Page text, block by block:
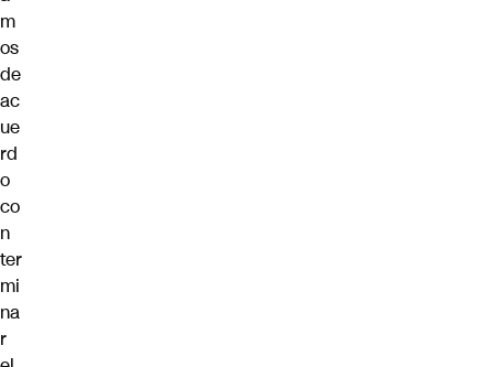
m
os
de
ac
ue
rd
o
co
n
ter
mi
na
r